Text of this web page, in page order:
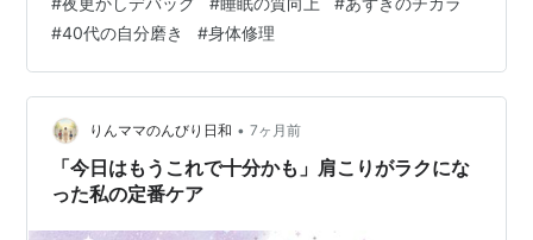
#40代の自分磨き #身体修理
りんママのんびり日和 • 7ヶ月前
「今日はもうこれで十分かも」肩こりがラクにな
った私の定番ケア